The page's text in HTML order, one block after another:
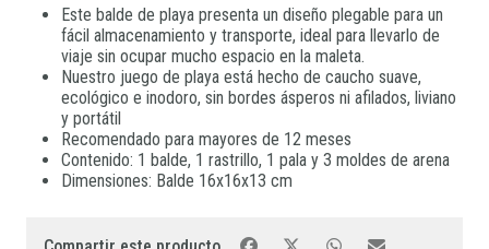
Este balde de playa presenta un diseño plegable para un
fácil almacenamiento y transporte, ideal para llevarlo de
viaje sin ocupar mucho espacio en la maleta.
Nuestro juego de playa está hecho de caucho suave,
ecológico e inodoro, sin bordes ásperos ni afilados, liviano
y portátil
Recomendado para mayores de 12 meses
Contenido: 1 balde, 1 rastrillo, 1 pala y 3 moldes de arena
Dimensiones: Balde 16x16x13 cm